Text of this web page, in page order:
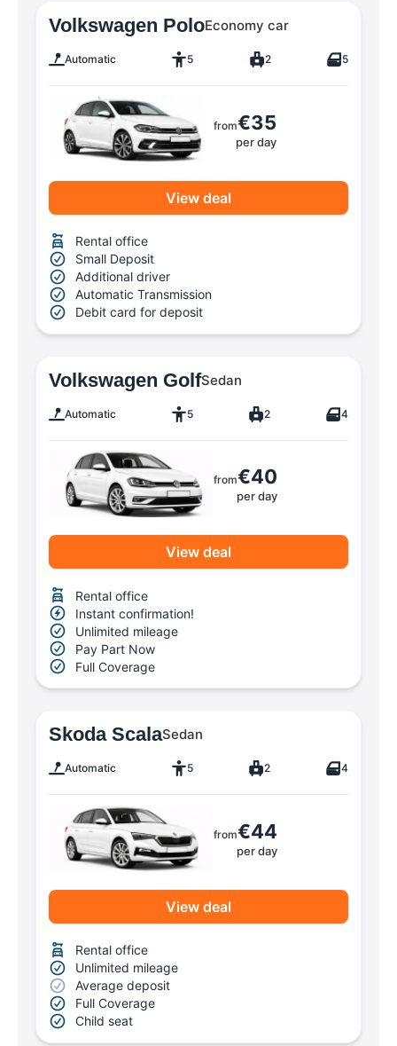
Volkswagen PoloEconomy car
Automatic 5 2 5
from€35
per day
View deal
Rental office
Small Deposit
Additional driver
Automatic Transmission
Debit card for deposit
Volkswagen GolfSedan
Automatic 5 2 4
from€40
per day
View deal
Rental office
Instant confirmation!
Unlimited mileage
Pay Part Now
Full Coverage
Skoda ScalaSedan
Automatic 5 2 4
from€44
per day
View deal
Rental office
Unlimited mileage
Average deposit
Full Coverage
Child seat